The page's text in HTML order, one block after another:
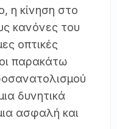
η κίνηση στο
κανόνες του
οπτικές
παρακάτω
δυνητικά
ασφαλή και